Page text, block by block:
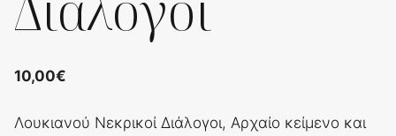
10,00€
Λουκιανού Νεκρικοί Διάλογοι, Αρχαίο κείμενο και